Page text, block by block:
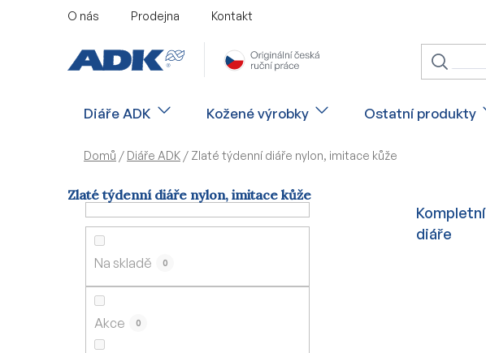
O nás Prodejna Kontakt
Diáře ADK Kožené výrobky Ostatní produkty
Domů / Diáře ADK / Zlaté týdenní diáře nylon, imitace kůže
Zlaté týdenní diáře nylon, imitace kůže
Na skladě 0
Akce 0
Kompletní
diáře